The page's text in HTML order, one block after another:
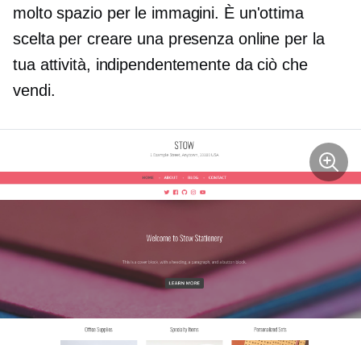
molto spazio per le immagini. È un'ottima
scelta per creare una presenza online per la
tua attività, indipendentemente da ciò che
vendi.